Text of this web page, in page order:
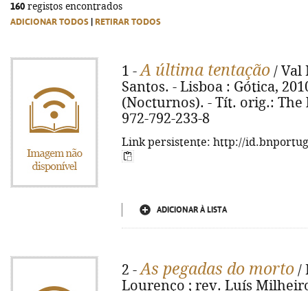
160 registos encontrados
ADICIONAR TODOS RETIRAR TODOS
1 -A última tentação / Val
Santos. - Lisboa : Gótica,
(Nocturnos). - Tít. orig.: The
972-792-233-8
Link persistente: http://
ADICIONAR À LISTA
2 -As pegadas do morto /
Lourenço ; rev. Luís